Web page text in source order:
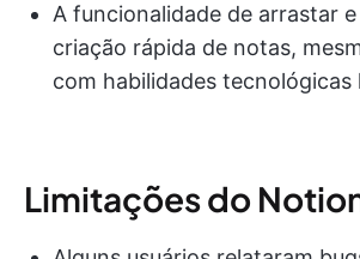
A funcionalidade de arrastar
criação rápida de notas,
com habilidades tecnológicas
Limitações do